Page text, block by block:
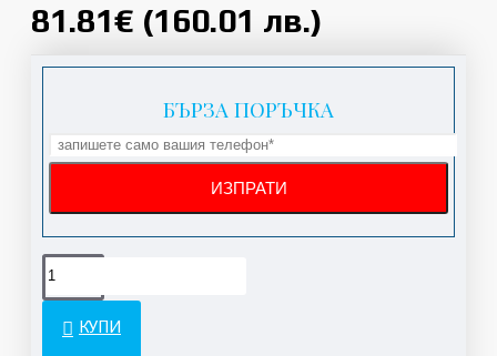
81.81€ (160.01 лв.)
БЪРЗА ПОРЪЧКА
КУПИ